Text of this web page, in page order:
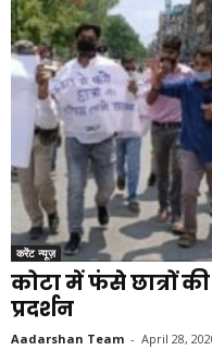
करेंट न्यूज़
कोटा में फंसे छात्रों
प्रदर्शन
Aadarshan Team - April 28,